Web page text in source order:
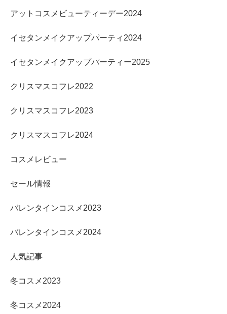
アットコスメビューティーデー2024
イセタンメイクアップパーティ2024
イセタンメイクアップパーティー2025
クリスマスコフレ2022
クリスマスコフレ2023
クリスマスコフレ2024
コスメレビュー
セール情報
バレンタインコスメ2023
バレンタインコスメ2024
人気記事
冬コスメ2023
冬コスメ2024